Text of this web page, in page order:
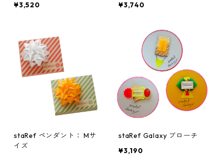
¥3,520
¥3,740
staRef ペンダント： Mサ
イズ
staRef Galaxy ブローチ
¥3,190